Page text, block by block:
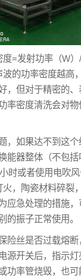
=发射功率（W
波的功率密度越高
，但对于精密的
率密度清洗会对物
，如果达不到这
能器整体（不包
时或者使用电吹
火，陶瓷材料碎裂
应急处理的措施
的振子正常使用。
险丝是否过载熔断
源开关后，指示
功率管烧毁，也